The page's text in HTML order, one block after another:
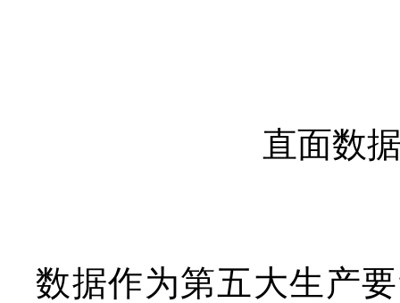
直面数
数据作为第五大生产